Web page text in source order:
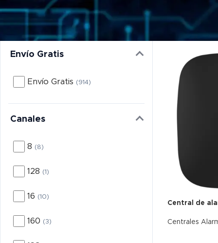
Envío Gratis
Envío Gratis (914)
Canales
8 (8)
128 (1)
16 (10)
160 (3)
Inicio /
Central de
Centrales